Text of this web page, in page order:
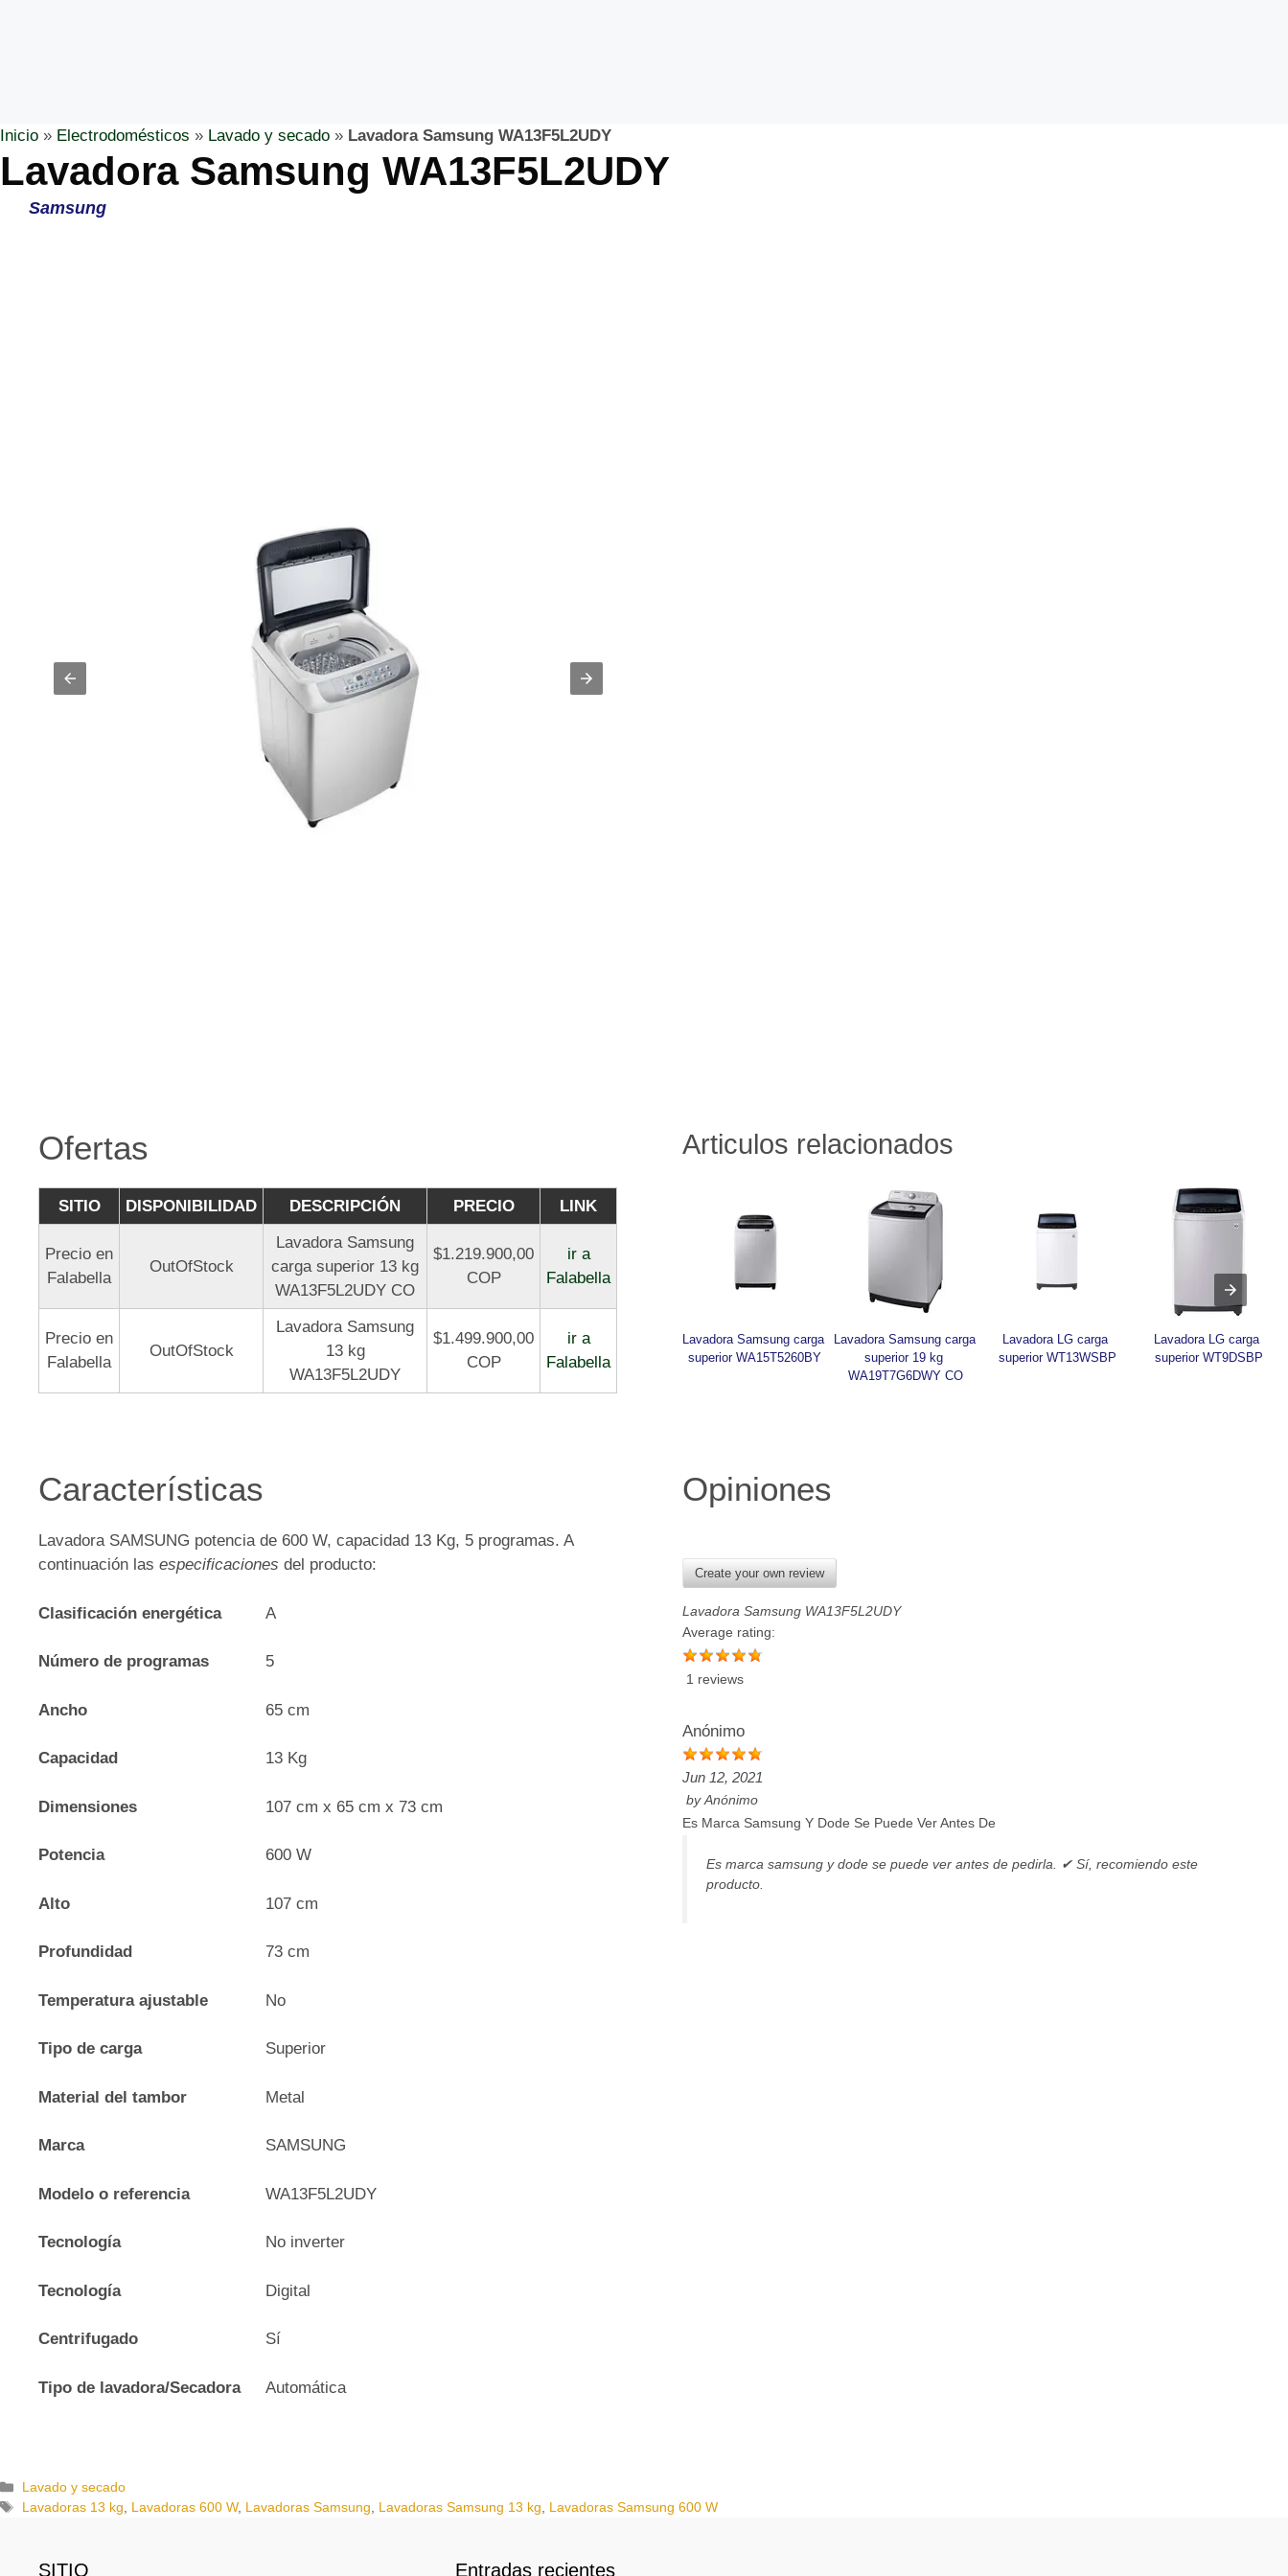
Inicio » Electrodomésticos » Lavado y secado » Lavadora Samsung WA13F5L2UDY
Lavadora Samsung WA13F5L2UDY
Samsung
Ofertas
SITIO DISPONIBILIDAD DESCRIPCIÓN PRECIO LINK
Precio en
Falabella
OutOfStock
Lavadora Samsung
carga superior 13 kg
WA13F5L2UDY CO
$1.219.900,00
COP
ir a
Falabella
Precio en
Falabella
OutOfStock
Lavadora Samsung
13 kg
WA13F5L2UDY
$1.499.900,00
COP
ir a
Falabella
Articulos relacionados
Lavadora Samsung carga
superior WA15T5260BY
Lavadora Samsung carga
superior 19 kg
WA19T7G6DWY CO
Lavadora LG carga
superior WT13WSBP
Lavadora LG carga
superior WT9DSBP
Características
Lavadora SAMSUNG potencia de 600 W, capacidad 13 Kg, 5 programas. A
continuación lasespecificaciones del producto:
Clasificación energética A
Número de programas 5
Ancho 65 cm
Capacidad 13 Kg
Dimensiones 107 cm x 65 cm x 73 cm
Potencia 600 W
Alto 107 cm
Profundidad 73 cm
Temperatura ajustable No
Tipo de carga Superior
Material del tambor Metal
Marca SAMSUNG
Modelo o referencia WA13F5L2UDY
Tecnología No inverter
Tecnología Digital
Centrifugado Sí
Tipo de lavadora/Secadora Automática
Opiniones
Create your own review
Lavadora Samsung WA13F5L2UDY
Average rating:
1 reviews
Anónimo
Jun 12, 2021
byAnónimo
Es Marca Samsung Y Dode Se Puede Ver Antes De
Es marca samsung y dode se puede ver antes de pedirla. ✔ Sí, recomiendo este
producto.
C
a
Lavado y secado
E
Lavadoras 13 kg, Lavadoras 600 W, Lavadoras Samsung, Lavadoras Samsung 13 kg, Lavadoras Samsung 600 W
SITIO Entradas recientes